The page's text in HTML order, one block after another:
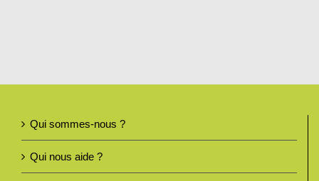
Qui sommes-nous ?
Qui nous aide ?